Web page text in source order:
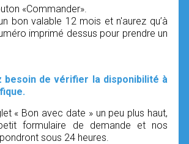
«Commander».
bon valable 12 mois et n'aurez qu’à
imprimé dessus pour prendre un
besoin de vérifier la disponibilité à
« Bon avec date » un peu plus haut,
formulaire de demande et nos
sous 24 heures.